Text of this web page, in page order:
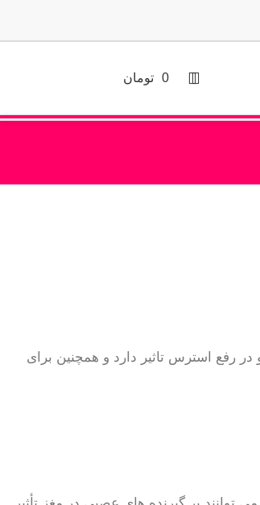
0 تومان
استرس تاثیر دارد و همچنین برای